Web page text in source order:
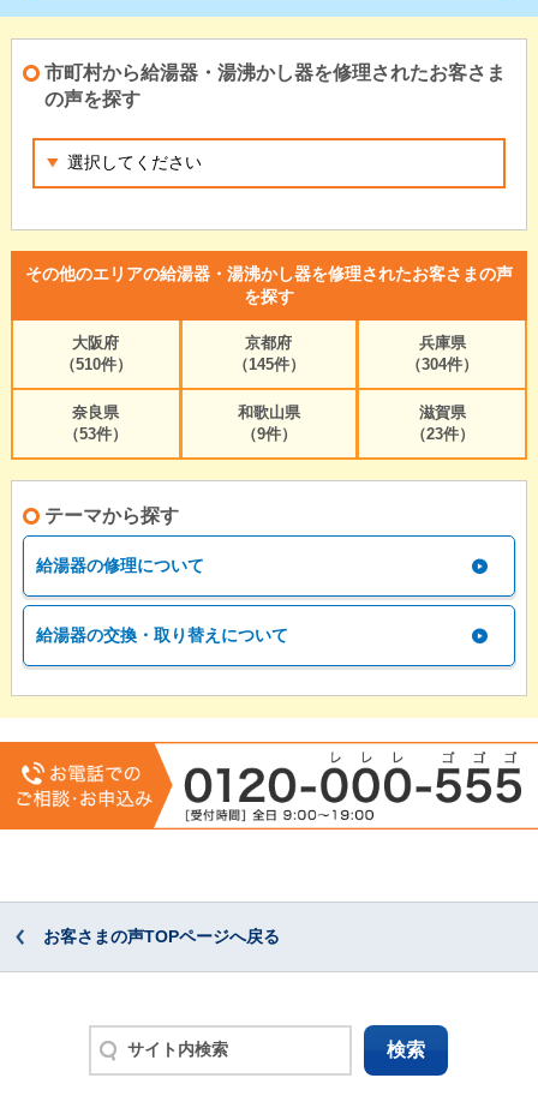
市町村から給湯器・湯沸かし器を修理されたお客さま
の声を探す
その他のエリアの給湯器・湯沸かし器を修理されたお客さまの声
を探す
大阪府
（510件）
京都府
（145件）
兵庫県
（304件）
奈良県
（53件）
和歌山県
（9件）
滋賀県
（23件）
テーマから探す
給湯器の修理について
給湯器の交換・取り替えについて
お客さまの声TOPページへ戻る